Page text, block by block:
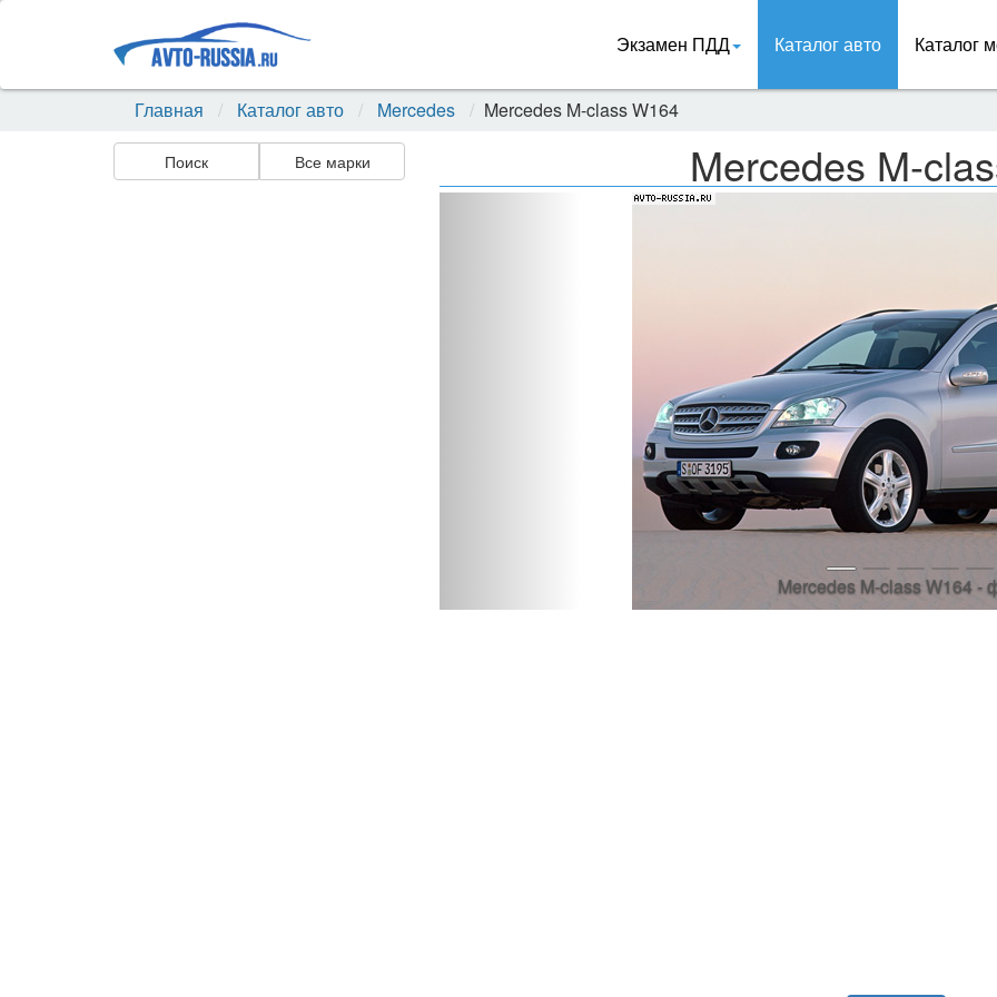
Экзамен ПДД Каталог авто Каталог
Главная Каталог авто Mercedes Mercedes M-class W164
Поиск Все марки Mercedes M-
Mercedes M-class W164 - фото 1